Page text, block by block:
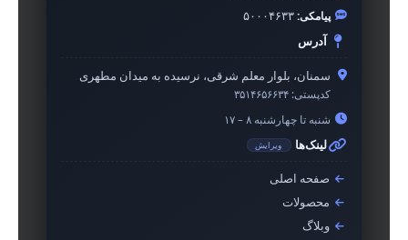
پیامکی:۵۰۰۰۴۶۳۳
آدرس
سمنان، بلوار معلم شرقی، نرسیده به میدان مطهری
کدپستی: ۳۵۱۴۶۵۶۶۳۴
شنبه تا چهارشنبه ۸ – ۱۷
لینک‌ها ویرایش
صفحه اصلی
محصولات
وبلاگ